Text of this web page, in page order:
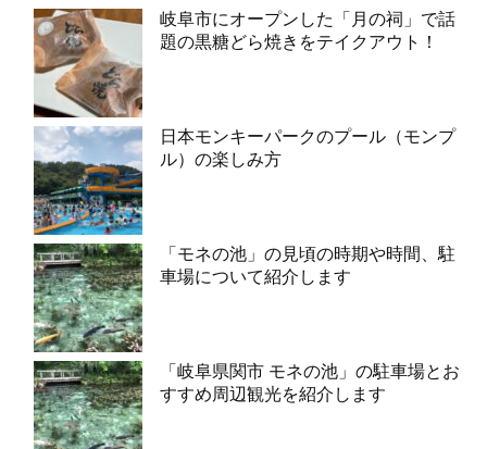
岐阜市にオープンした「月の祠」で話
題の黒糖どら焼きをテイクアウト！
日本モンキーパークのプール（モンプ
ル）の楽しみ方
「モネの池」の見頃の時期や時間、駐
車場について紹介します
「岐阜県関市 モネの池」の駐車場とお
すすめ周辺観光を紹介します